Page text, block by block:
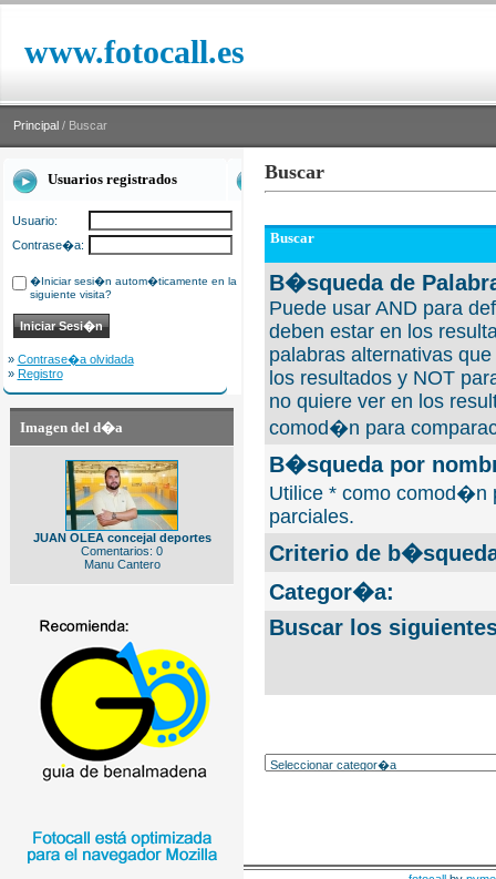
www.fotocall.es
Principal / Buscar
Usuarios registrados
Usuario:
Contrase�a:
�Iniciar sesi�n autom�ticamente en la
siguiente visita?
» Contrase�a olvidada
» Registro
Imagen del d�a
JUAN OLEA concejal deportes
Comentarios: 0
Manu Cantero
Buscar
Buscar
B�squeda de
Puede usar AND para
deben estar en los
palabras alternativas
los resultados y NOT
no quiere ver en los
comod�n para
B�squeda por
Utilice * como comod�n
parciales.
Criterio de
Categor�a:
Buscar los